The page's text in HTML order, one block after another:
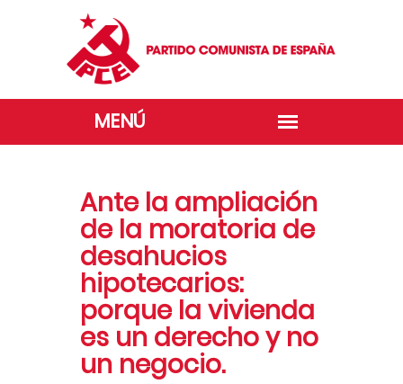
Ante la ampliación
de la moratoria de
desahucios
hipotecarios:
porque la vivienda
es un derecho y no
un negocio.